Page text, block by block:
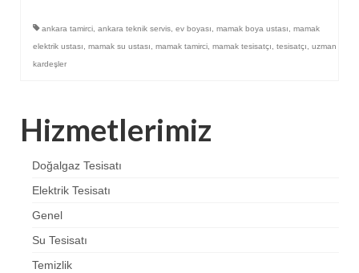
ankara tamirci, ankara teknik servis, ev boyası, mamak boya ustası, mamak
elektrik ustası, mamak su ustası, mamak tamirci, mamak tesisatçı, tesisatçı, uzman
kardeşler
Hizmetlerimiz
Doğalgaz Tesisatı
Elektrik Tesisatı
Genel
Su Tesisatı
Temizlik